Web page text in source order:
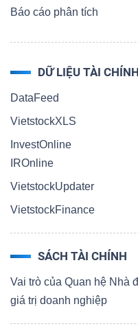
Báo cáo phân tích
DỮ LIỆU TÀI CHÍNH
DataFeed
VietstockXLS
InvestOnline
IROnline
VietstockUpdater
VietstockFinance
SÁCH TÀI CHÍNH
Vai trò của Quan hệ Nhà
giá trị doanh nghiệp